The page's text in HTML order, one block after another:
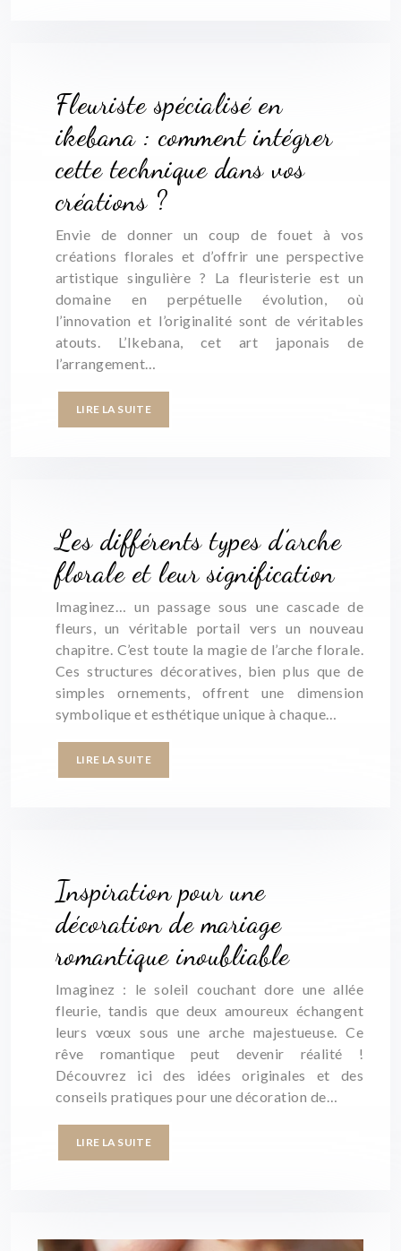
Fleuriste spécialisé en
ikebana : comment intégrer
cette technique dans vos
créations ?
Envie de donner un coup de fouet à vos
créations florales et d’offrir une perspective
artistique singulière ? La fleuristerie est un
domaine en perpétuelle évolution, où
l’innovation et l’originalité sont de véritables
atouts. L’Ikebana, cet art japonais de
l’arrangement…
LIRE LA SUITE
Les différents types d’arche
florale et leur signification
Imaginez… un passage sous une cascade de
fleurs, un véritable portail vers un nouveau
chapitre. C’est toute la magie de l’arche florale.
Ces structures décoratives, bien plus que de
simples ornements, offrent une dimension
symbolique et esthétique unique à chaque…
LIRE LA SUITE
Inspiration pour une
décoration de mariage
romantique inoubliable
Imaginez : le soleil couchant dore une allée
fleurie, tandis que deux amoureux échangent
leurs vœux sous une arche majestueuse. Ce
rêve romantique peut devenir réalité !
Découvrez ici des idées originales et des
conseils pratiques pour une décoration de…
LIRE LA SUITE